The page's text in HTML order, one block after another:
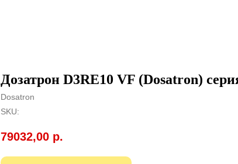
Дозатрон D3RE10 VF (Dosatron)
Dosatron
SKU:
79032,00 р.